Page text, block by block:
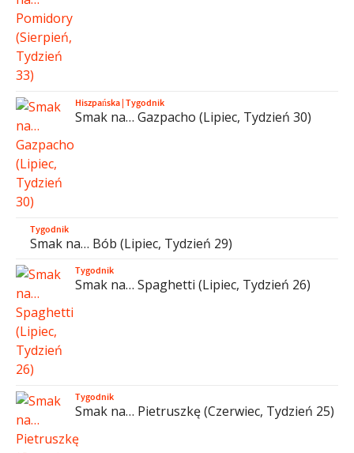
Hiszpańska|Tygodnik
Smak na… Gazpacho (Lipiec, Tydzień 30)
Tygodnik
Smak na… Bób (Lipiec, Tydzień 29)
Tygodnik
Smak na… Spaghetti (Lipiec, Tydzień 26)
Tygodnik
Smak na… Pietruszkę (Czerwiec, Tydzień 25)